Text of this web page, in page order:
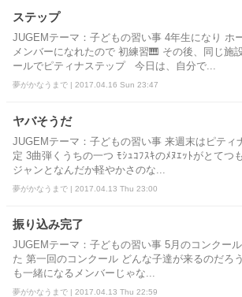
ステップ
JUGEMテーマ：子どもの習い事 4年生になり ホ
メンバーになれたので 初練習🎹 その後、同じ施
ールでピティナステップ 今日は、自分で...
夢がかなうまで | 2017.04.16 Sun 23:47
ヤバそうだ
JUGEMテーマ：子どもの習い事 来週末はピティ
定 3曲弾くうちの一つ ﾓｼｭｺﾌｽｷのﾒﾇｴｯﾄがとてつ
ジャンとなんだか軽やかさのな...
夢がかなうまで | 2017.04.13 Thu 23:00
振り込み完了
JUGEMテーマ：子どもの習い事 5月のコンクー
た 第一回のコンクール どんな子達が来るのだ
も一緒になるメンバーじゃな...
夢がかなうまで | 2017.04.13 Thu 22:59